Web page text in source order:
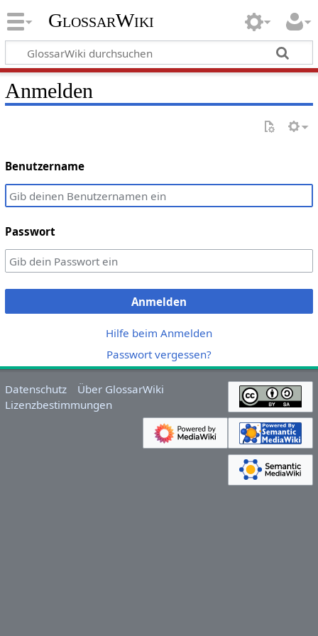
GlossarWiki
Anmelden
Benutzername
Passwort
Anmelden
Hilfe beim Anmelden
Passwort vergessen?
Datenschutz
Über GlossarWiki
Lizenzbestimmungen